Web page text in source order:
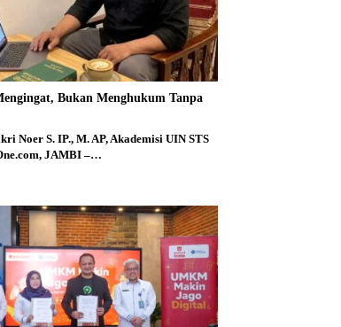
Bukan Menghukum Tanpa
Noer S. IP., M. AP, Akademisi UIN STS
JAMBI –…